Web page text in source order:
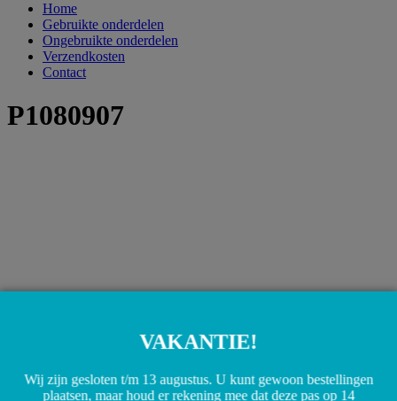
Home
Gebruikte onderdelen
Ongebruikte onderdelen
Verzendkosten
Contact
P1080907
VAKANTIE!
Wij zijn gesloten t/m 13 augustus. U kunt gewoon bestellingen
plaatsen, maar houd er rekening mee dat deze pas op 14